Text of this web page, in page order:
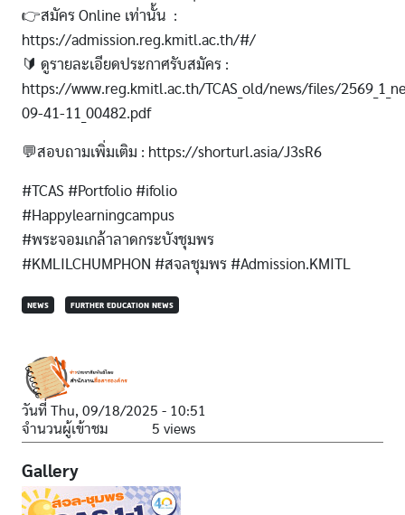
👉สมัคร Online เท่านั้น :
https://admission.reg.kmitl.ac.th/#/
🔰 ดูรายละเอียดประกาศรับสมัคร :
https://www.reg.kmitl.ac.th/TCAS_old/news/files/
09-41-11_00482.pdf
💬สอบถามเพิ่มเติม : https://shorturl.asia/J3sR6
#TCAS #Portfolio #ifolio
#Happylearningcampus
#พระจอมเกล้าลาดกระบังชุมพร
#KMLILCHUMPHON #สจลชุมพร #Admission.KMITL
NEWS FURTHER EDUCATION NEWS
วันที่ Thu, 09/18/2025 - 10:51
จำนวนผู้เข้าชม
5 views
Gallery